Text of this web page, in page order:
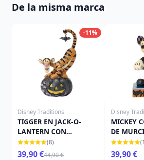
De la misma marca
-11%
Disney Traditions
TIGGER EN JACK-O-
LANTERN CON
MURCIÉLAGO - DISNEY
TRADITIONS
(8)
39,90 €44,90 €
Disney
MICKEY
DE
DISNEY
39,90 €